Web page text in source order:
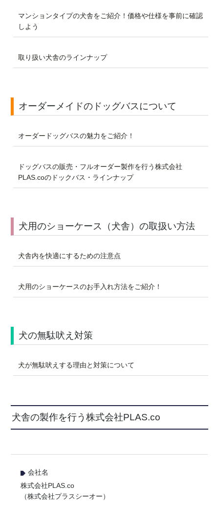
マンションタイプの犬舎をご紹介！価格や仕様を事前に確認
しよう
取り扱い犬舎のラインナップ
オーダーメイドのドッグバスについて
オーダードッグバスの魅力をご紹介！
ドッグバスの販売・フルオーダー製作を行う株式会社
PLAS.coのドックバス・ラインナップ
犬用のショーケース（犬舎）の取扱い方法
犬舎内を快適にするための注意点
犬用のショーケースのお手入れ方法をご紹介！
犬の無駄吠え対策
犬が無駄吠えする理由と対策について
犬舎の製作を行う株式会社PLAS.co
会社名
株式会社PLAS.co
（株式会社プラスシーオー）